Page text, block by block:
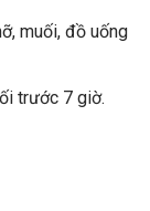
muối, đồ uống
trước 7 giờ.